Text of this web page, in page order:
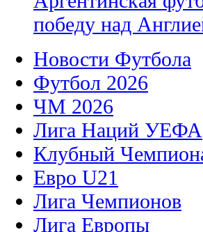
победу над
Новости Футбола
Футбол 2026
ЧМ 2026
Лига Наций УЕФА
Клубный
Евро U21
Лига Чемпионов
Лига Европы